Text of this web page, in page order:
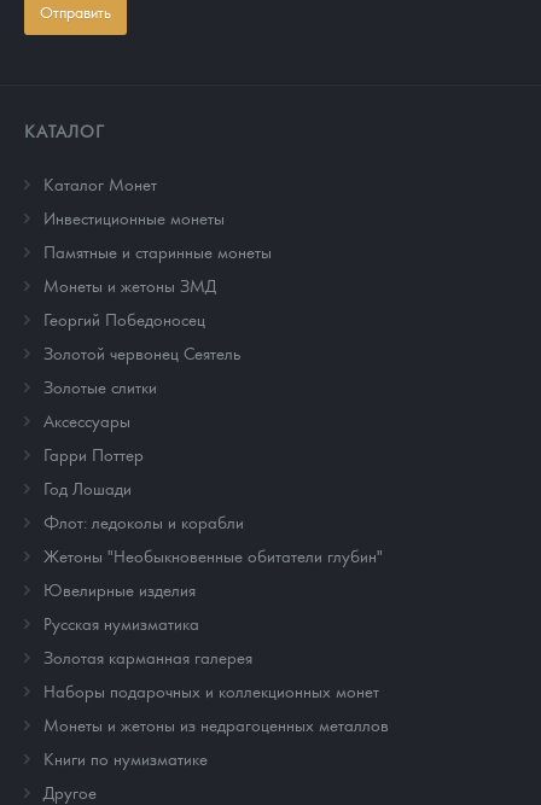
Отправить
КАТАЛОГ
Каталог Монет
Инвестиционные монеты
Памятные и старинные монеты
Монеты и жетоны ЗМД
Георгий Победоносец
Золотой червонец Сеятель
Золотые слитки
Аксессуары
Гарри Поттер
Год Лошади
Флот: ледоколы и корабли
Жетоны "Необыкновенные обитатели глубин"
Ювелирные изделия
Русская нумизматика
Золотая карманная галерея
Наборы подарочных и коллекционных монет
Монеты и жетоны из недрагоценных металлов
Книги по нумизматике
Другое